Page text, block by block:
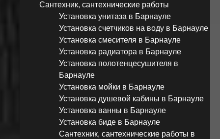
Сантехник, сантехнические работы
Установка унитаза в Барнауле
Установка счетчиков на воду в Барнауле
Установка смесителя в Барнауле
Установка радиатора в Барнауле
Установка полотенцесушителя в
Барнауле
Установка мойки в Барнауле
Установка душевой кабины в Барнауле
Установка ванны в Барнауле
Установка биде в Барнауле
Сантехник, сантехнические работы в